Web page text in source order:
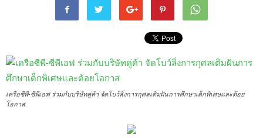
เครือซีพี-ซีพีเอฟ ร่วมกับบริษัทคู่ค้า จัดโบว์ลิ่งการกุศลเติมฝันการศึกษาเด็กพิเศษและด้อย
โอกาส